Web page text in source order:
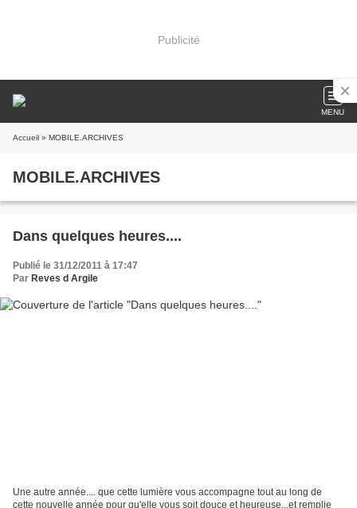
Publicité
MENU
Accueil » MOBILE.ARCHIVES
MOBILE.ARCHIVES
Dans quelques heures....
Publié le 31/12/2011 à 17:47
Par Reves d Argile
Une autre année.... que cette lumière vous accompagne tout au long de
cette nouvelle année pour qu'elle vous soit douce et heureuse...et remplie